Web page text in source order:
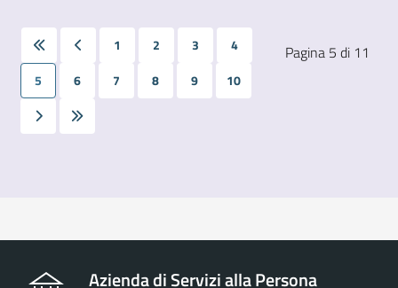
Pagina 5 di 11
1 2 3
4
5
6 7 8 9 10
Azienda di Servizi alla Persona